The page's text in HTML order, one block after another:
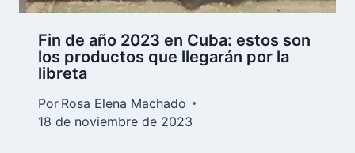
Fin de año 2023 en Cuba: estos son
los productos que llegarán por la
libreta
Por Rosa Elena Machado
18 de noviembre de 2023